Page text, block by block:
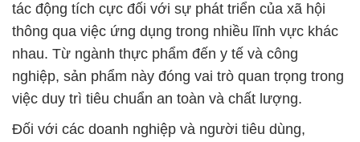
tác động tích cực đối với sự phát triển của xã hội
thông qua việc ứng dụng trong nhiều lĩnh vực khác
nhau. Từ ngành thực phẩm đến y tế và công
nghiệp, sản phẩm này đóng vai trò quan trọng trong
việc duy trì tiêu chuẩn an toàn và chất lượng.
Đối với các doanh nghiệp và người tiêu dùng,